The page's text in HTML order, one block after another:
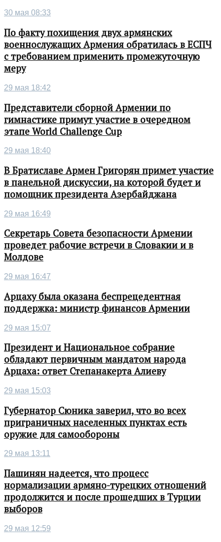
30 мая 08:33
По факту похищения двух армянских
военнослужащих Армения обратилась в ЕСПЧ
с требованием применить промежуточную
меру
29 мая 18:42
Представители сборной Армении по
гимнастике примут участие в очередном
этапе World Challenge Cup
29 мая 18:40
В Братиславе Армен Григорян примет участие
в панельной дискуссии, на которой будет и
помощник президента Азербайджана
29 мая 16:49
Секретарь Совета безопасности Армении
проведет рабочие встречи в Словакии и в
Молдове
29 мая 16:47
Арцаху была оказана беспрецедентная
поддержка: министр финансов Армении
29 мая 15:07
Президент и Национальное собрание
обладают первичным мандатом народа
Арцаха: ответ Степанакерта Алиеву
29 мая 15:03
Губернатор Сюника заверил, что во всех
приграничных населенных пунктах есть
оружие для самообороны
29 мая 13:11
Пашинян надеется, что процесс
нормализации армяно-турецких отношений
продолжится и после прошедших в Турции
выборов
29 мая 12:59